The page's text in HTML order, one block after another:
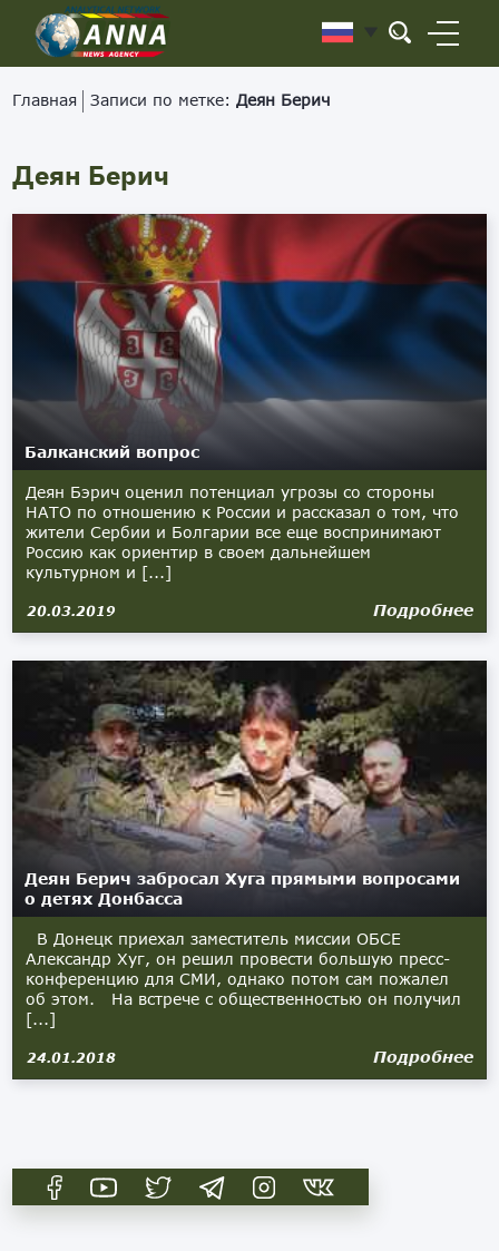
Главная Записи по метке:Деян Берич
Деян Берич
Балканский вопрос
Деян Бэрич оценил потенциал угрозы со стороны
НАТО по отношению к России и рассказал о том, что
жители Сербии и Болгарии все еще воспринимают
Россию как ориентир в своем дальнейшем
культурном и [...]
20.03.2019 Подробнее
Деян Берич забросал Хуга прямыми вопросами
о детях Донбасса
В Донецк приехал заместитель миссии ОБСЕ
Александр Хуг, он решил провести большую пресс-
конференцию для СМИ, однако потом сам пожалел
об этом. На встрече с общественностью он получил
[...]
24.01.2018 Подробнее